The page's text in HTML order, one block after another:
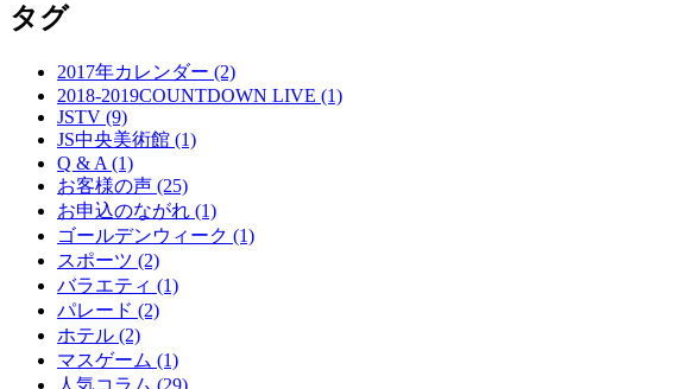
タグ
2017年カレンダー (2)
2018-2019COUNTDOWN LIVE (1)
JSTV (9)
JS中央美術館 (1)
Q & A (1)
お客様の声 (25)
お申込のながれ (1)
ゴールデンウィーク (1)
スポーツ (2)
バラエティ (1)
パレード (2)
ホテル (2)
マスゲーム (1)
人気コラム (29)